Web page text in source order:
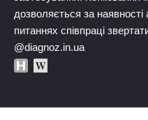
дозволяється за
питаннях співпраці
@diagnoz.in.ua